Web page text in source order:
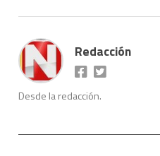
Redacción
Desde la redacción.